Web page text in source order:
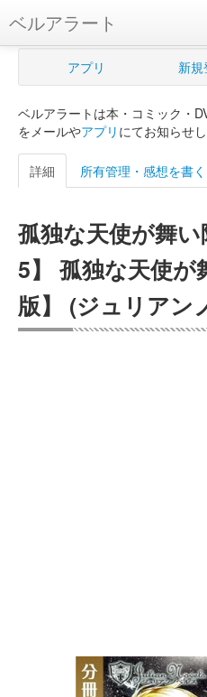
ベルアラート
ベルアラートとは
新規登録
ログイン
購入管理
Myシェルフ
プレミアム
アプリ 新
ベルアラートは本・コミック・
をメールやアプリ にてお知らせ
詳細 所有管理・感想を書く
孤独な天使が舞
5】 孤独な天使が
版】 (ジュリアン